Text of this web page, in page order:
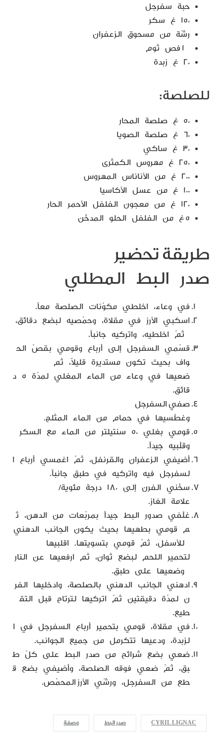
حبة سفرجل
١٥٠ غ سكر
رشّة من مسحوق الزعفران
٢٠ غ زبدة
للصلصة:
٥٠ غ صلصة المحار
٦٠ غ صلصة الصويا
٣٠ غ ساكي
٢٥٠ غ مهروس الكمثرى
٢٠٠ غ من الأناناس المهروس
١٠٠ غ من عسل الأكاسيا
١٢٠ غ من معجون الفلفل الأحمر الحار
٥ غ من الفلفل الحلو المدخّن
طريقة تحضير
صدر البط المطلي
في وعاء، اخلطي مكوّنات الصلصة معاً.
اسكبي الأرز في مقلاة، وحمّصيه لبضع دقائق،
ثمّ اخلطيه، واتركيه جانباً.
قسّمي السفرجل إلى أرباع وقومي بقصّ الح
واف بحيث تكون مستديرة قليلاً، ثم
ضعيها في وعاء من الماء المغلي لمدّة ٥ د
قائق.
صفي السفرجل
وغطّسيها في حمام من الماء المثلج.
قومي بغلي ٥٠ سنتيلتر من الماء مع السكر
وقلّبيه جيداً.
أضيفي الزعفران والقرنفل، ثمّ اغمسي أرباع ا
لسفرجل فيه واتركيه في طبق جانباً.
سخّني الفرن إلى ١٨٠ درجة مئوية/
علامة الغاز.
غلّفي صدور البط جيداً بمربّعات من الدهن، ث
م قومي بطهيها بحيث يكون الجانب الدهني
للأسفل، ثمّ قومي بتسويتها. اقلبيها
لتحمير اللحم لبضع ثوان، ثم ارفعيها عن النار
وضعيها على طبق.
ادهني الجانب الدهني بالصلصة، وادخليها الفر
ن لمدّة دقيقتين ثمّ اتركيها لترتاح قبل التق
طيع.
في مقلاة، قومي بتحمير أرباع السفرجل في ا
لزبدة، ودعيها تتكرمل من جميع الجوانب.
ضعي بضع شرائح من صدر البط على كلّ ط
بق، ثمّ ضعي فوقه الصلصة، وأضيفي بضع ق
طع من السفرجل، ورشّي الأرز المحمّص.
CYRIL LIGNAC صدر البط وصفة